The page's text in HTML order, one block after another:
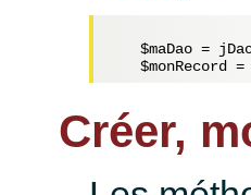
$maDao =
$monRecord
=
Créer,